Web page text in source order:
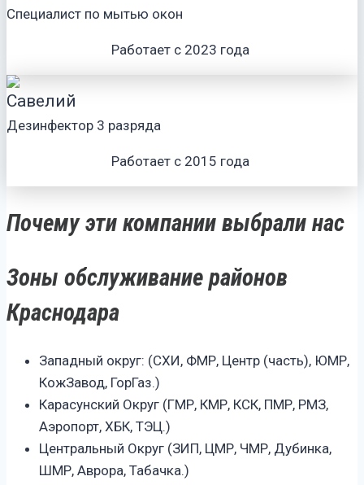
Специалист по мытью окон
Работает с 2023 года
Савелий
Дезинфектор 3 разряда
Работает с 2015 года
Почему эти компании выбрали нас
Зоны обслуживание районов
Краснодара
Западный округ: (СХИ, ФМР, Центр (часть), ЮМР,
КожЗавод, ГорГаз.)
Карасунский Округ (ГМР, КМР, КСК, ПМР, РМЗ,
Аэропорт, ХБК, ТЭЦ.)
Центральный Округ (ЗИП, ЦМР, ЧМР, Дубинка,
ШМР, Аврора, Табачка.)